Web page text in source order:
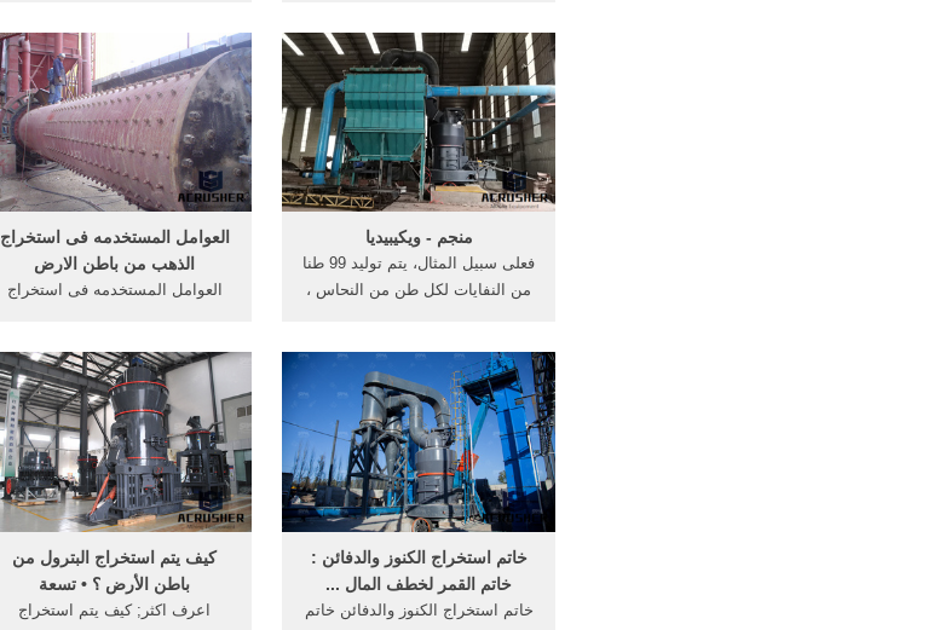
الذهب التي تستخرج من باطن
الأرض، وكان الذهب يستخدم في
الحضارات القديمة كعمله نقدية,
ويتمتع الذهب عن المعادن الأخرى
...
الممكن ان يوجد بها الذهب، ومن ثم
استخراج الصخور التي تحوي الذهب،
واستخراج الذهب عن طريق عمليات
الإستخلاص ...
العوامل المستخدمه فى استخراج
الذهب من باطن الارض
العوامل المستخدمه فى استخراج
كيف يستخرج الذهب mahmoud
barakat‎ CCMcrusher. 10 نيسان
(إبريل) 2012 العوامل المستخدمه
فى استخراج.
منجم - ويكيبيديا
فعلى سبيل المثال، يتم توليد 99 طنا
من النفايات لكل طن من النحاس ،
غرام من الذهب لكل طن من خام،
ينتج طن من الذهب 000 200 طن
من المخلفات.] (مع مرور ...
كيف يتم استخراج البترول من
باطن الأرض ؟ • تسعة
اعرف اكثر; كيف يتم استخراج
خاتم استخراج الكنوز والدفائن :
خاتم القمر لخطف المال ...
خاتم استخراج الكنوز والدفائن خاتم